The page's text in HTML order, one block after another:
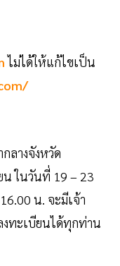
ไม่ได้ให้แก้ไขเป็น
ลางจังหวัด
น ในวันที่ 19 – 23
น. จะมีเจ้า
งทะเบียนได้ทุกท่าน